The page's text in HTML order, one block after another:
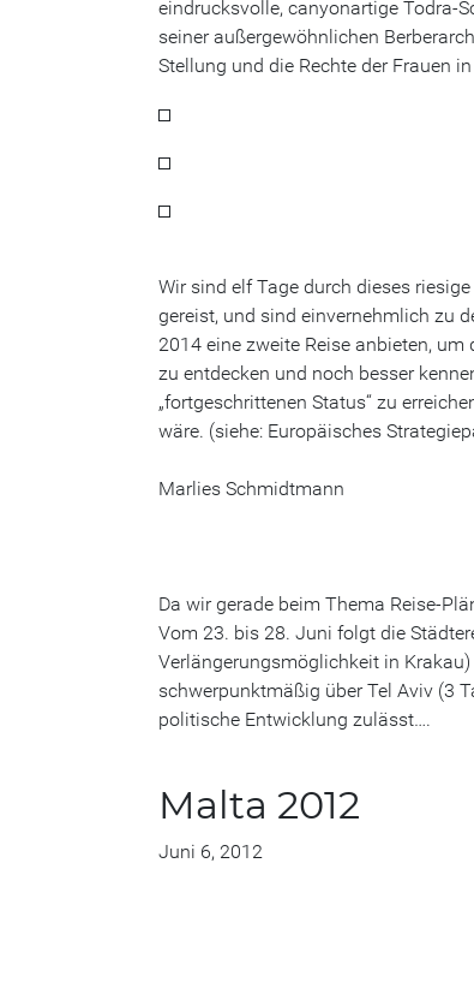
eindrucksvolle, canyonartige Todra-
seiner außergewöhnlichen
Stellung und die Rechte der Frauen
Wir sind elf Tage durch dieses
gereist, und sind einvernehmlich zu
2014 eine zweite Reise anbieten,
zu entdecken und noch besser
„fortgeschrittenen Status“ zu
wäre. (siehe: Europäisches
Marlies Schmidtmann
Da wir gerade beim Thema Reise-
Vom 23. bis 28. Juni folgt die
Verlängerungsmöglichkeit in
schwerpunktmäßig über Tel Aviv (3
politische Entwicklung zulässt….
Malta 2012
Juni 6, 2012